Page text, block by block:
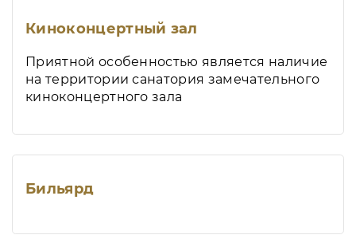
Киноконцертный зал
Приятной особенностью является наличие
на территории санатория замечательного
киноконцертного зала
Бильярд